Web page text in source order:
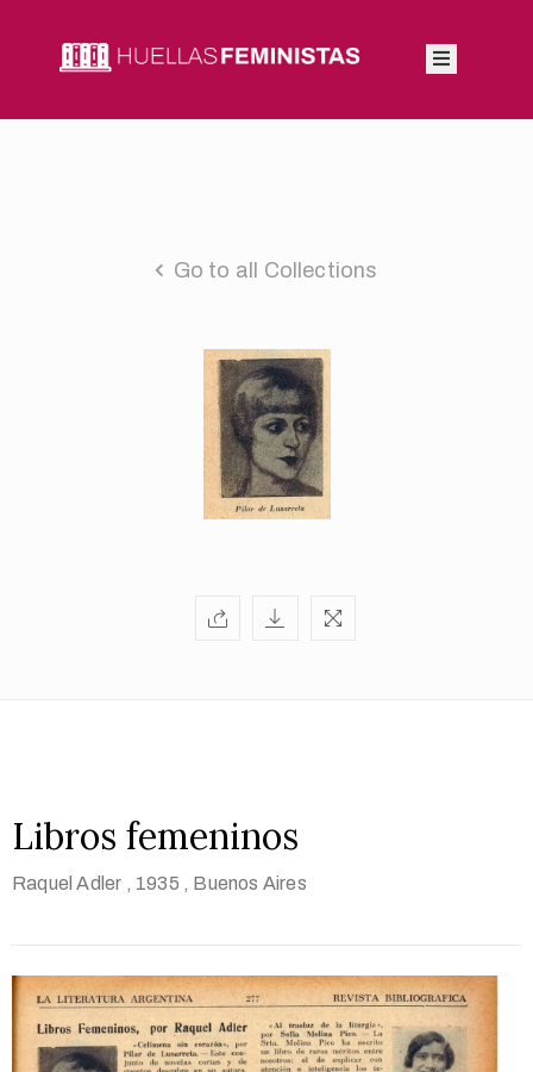
Inicio
Go to all Collections
Libros femeninos
Raquel Adler , 1935 , Buenos Aires